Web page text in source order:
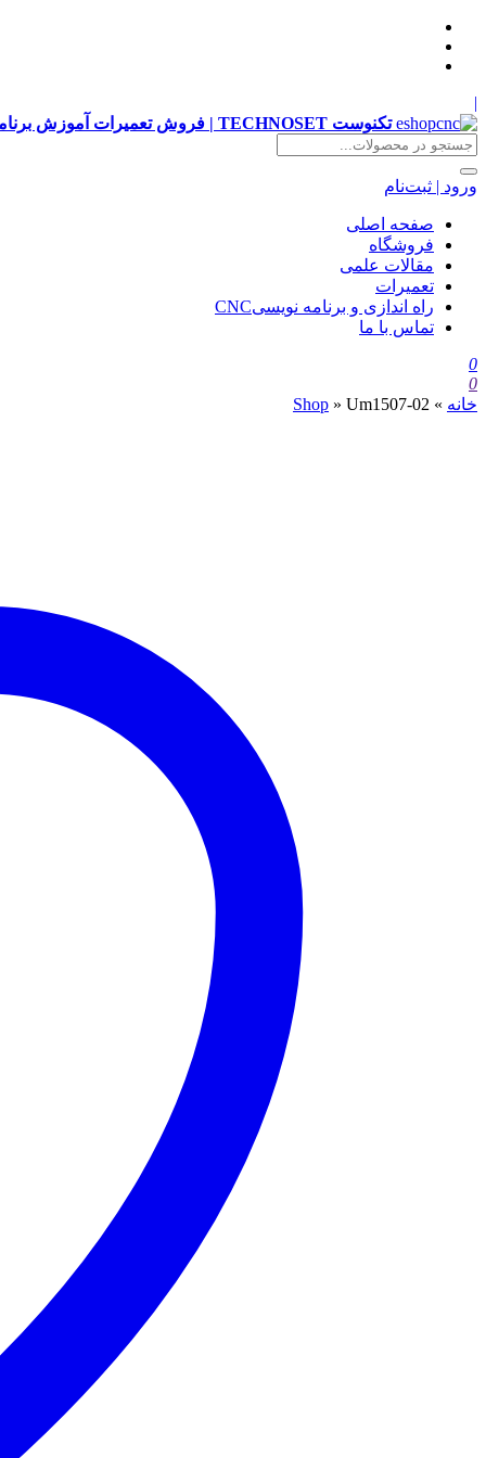
|
تکنوست TECHNOSET | فروش تعمیرات آموزش برنامه نویسی cnc زیمنس فانوک هایدن siemens ,fanuc, heidenhain ,hust, gsk
ورود | ثبت‌نام
صفحه اصلی
فروشگاه
مقالات علمی
تعمیرات
راه اندازی و برنامه نویسیCNC
تماس با ما
0
0
خانه »
Shop » Um1507-02